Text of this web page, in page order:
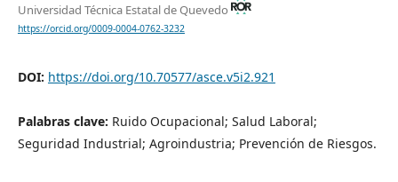
Universidad Técnica Estatal de Quevedo
https://orcid.org/0009-0004-0762-3232
DOI: https://doi.org/10.70577/asce.v5i2.921
Palabras clave: Ruido Ocupacional; Salud Laboral;
Seguridad Industrial; Agroindustria; Prevención de Riesgos.